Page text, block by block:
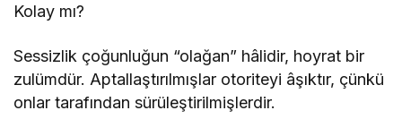
Kolay mı?
Sessizlik çoğunluğun “olağan” hâlidir, hoyrat bir
zulümdür. Aptallaştırılmışlar otoriteyi âşıktır, çünkü
onlar tarafından sürüleştirilmişlerdir.